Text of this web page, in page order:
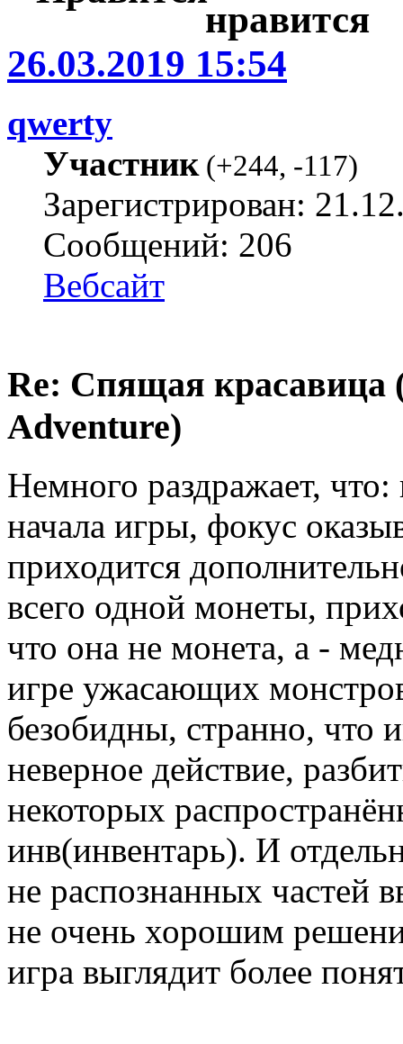
26.03.2019 15:54
qwerty
Участник(+244, -117)
Зарегистрирован:
Сообщений: 206
Вебсайт
Re: Спящая красавица
Adventure)
Немного раздражает,
начала игры, фокус
приходится
всего одной монеты,
что она не монета, а -
игре ужасающих
безобидны, странно, что
неверное действие,
некоторых
инв(инвентарь). И
не распознанных частей
не очень хорошим
игра выглядит более